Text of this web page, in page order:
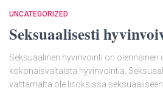
UNCATEGORIZED
Seksuaalisesti
Seksuaalinen hyvinvointi on olennainen
kokonaisvaltaista hyvinvointia.
välttämättä ole liitoksissa